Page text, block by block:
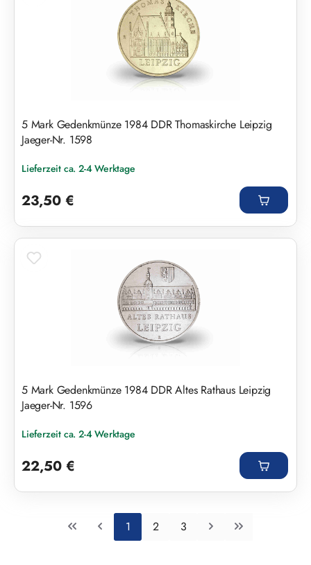
5 Mark Gedenkmünze 1984 DDR Thomaskirche Leipzig
Jaeger-Nr. 1598
Lieferzeit ca. 2-4 Werktage
23,50 €
5 Mark Gedenkmünze 1984 DDR Altes Rathaus Leipzig
Jaeger-Nr. 1596
Lieferzeit ca. 2-4 Werktage
22,50 €
Seite
1 Seite
2 Seite
3